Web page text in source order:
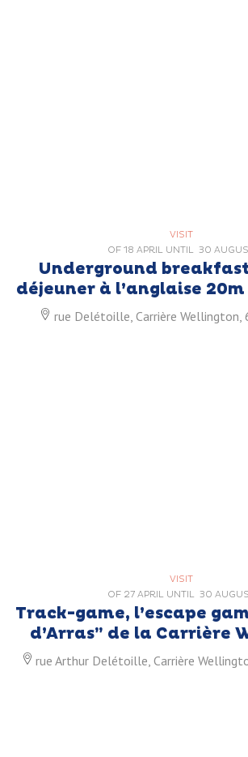
VISIT
OF 18 APRIL UNTIL 30
Underground
déjeuner à l’anglaise
rue Delétoille, Carrière Wellington,
VISIT
OF 27 APRIL UNTIL 30
Track-game, l’escape
d’Arras” de la Carrière
rue Arthur Delétoille, Carrière